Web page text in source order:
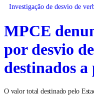
Investigação de desvio de
MPCE
por desvio
destinados
O valor total destinado pelo